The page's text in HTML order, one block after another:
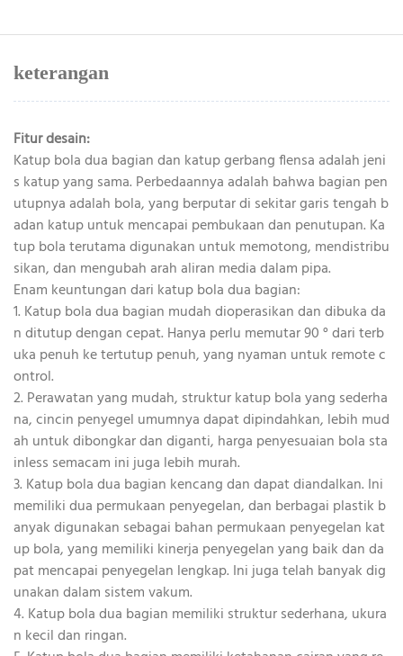
keterangan
Fitur desain:
Katup bola dua bagian dan katup gerbang flensa adalah jeni
s katup yang sama. Perbedaannya adalah bahwa bagian pen
utupnya adalah bola, yang berputar di sekitar garis tengah b
adan katup untuk mencapai pembukaan dan penutupan. Ka
tup bola terutama digunakan untuk memotong, mendistribu
sikan, dan mengubah arah aliran media dalam pipa.
Enam keuntungan dari katup bola dua bagian:
1. Katup bola dua bagian mudah dioperasikan dan dibuka da
n ditutup dengan cepat. Hanya perlu memutar 90 ° dari terb
uka penuh ke tertutup penuh, yang nyaman untuk remote c
ontrol.
2. Perawatan yang mudah, struktur katup bola yang sederha
na, cincin penyegel umumnya dapat dipindahkan, lebih mud
ah untuk dibongkar dan diganti, harga penyesuaian bola sta
inless semacam ini juga lebih murah.
3. Katup bola dua bagian kencang dan dapat diandalkan. Ini
memiliki dua permukaan penyegelan, dan berbagai plastik b
anyak digunakan sebagai bahan permukaan penyegelan kat
up bola, yang memiliki kinerja penyegelan yang baik dan da
pat mencapai penyegelan lengkap. Ini juga telah banyak dig
unakan dalam sistem vakum.
4. Katup bola dua bagian memiliki struktur sederhana, ukura
n kecil dan ringan.